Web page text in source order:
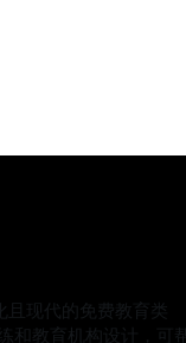
且现代的免费教育类
和教育机构设计，可